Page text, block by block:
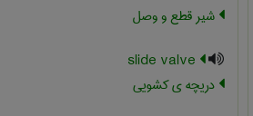
شیر قطع و وصل
دریچه ی کشویی